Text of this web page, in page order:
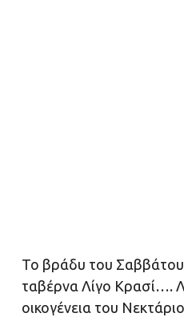
Το βράδυ του Σαββάτου
ταβέρνα Λίγο Κρασί….
οικογένεια του